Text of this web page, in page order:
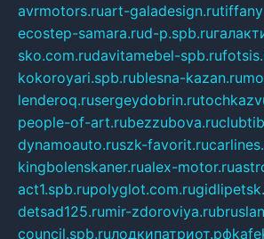
avrmotors.ruart-galadesign.ru
ecostep-samara.rud-p.spb.ru
sko.com.rudavitamebel-spb.ru
kokoroyari.spb.rublesna-kazan.ru
lenderoq.rusergeydobrin.ru
people-of-art.rubezzubova.ru
dynamoauto.ruszk-favorit.ru
kingbolenskaner.rualex-motor.ru
act1.spb.rupolyglot.com.ru
detsad125.rumir-zdoroviya.ru
council.spb.ruлодкипатриот.рф